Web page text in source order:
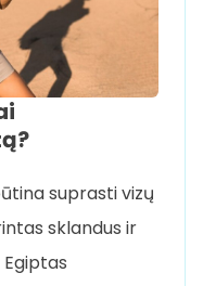
suprasti vizų
sklandus ir